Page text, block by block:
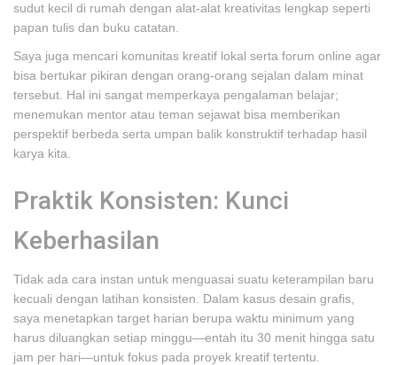
sudut kecil di rumah dengan alat-alat kreativitas lengkap seperti
papan tulis dan buku catatan.
Saya juga mencari komunitas kreatif lokal serta forum online agar
bisa bertukar pikiran dengan orang-orang sejalan dalam minat
tersebut. Hal ini sangat memperkaya pengalaman belajar;
menemukan mentor atau teman sejawat bisa memberikan
perspektif berbeda serta umpan balik konstruktif terhadap hasil
karya kita.
Praktik Konsisten: Kunci
Keberhasilan
Tidak ada cara instan untuk menguasai suatu keterampilan baru
kecuali dengan latihan konsisten. Dalam kasus desain grafis,
saya menetapkan target harian berupa waktu minimum yang
harus diluangkan setiap minggu—entah itu 30 menit hingga satu
jam per hari—untuk fokus pada proyek kreatif tertentu.